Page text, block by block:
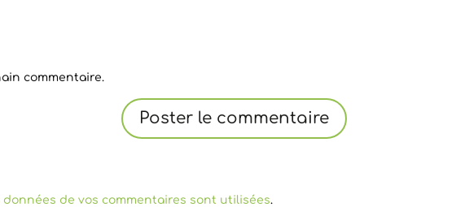
commentaire.
de vos commentaires sont utilisées.